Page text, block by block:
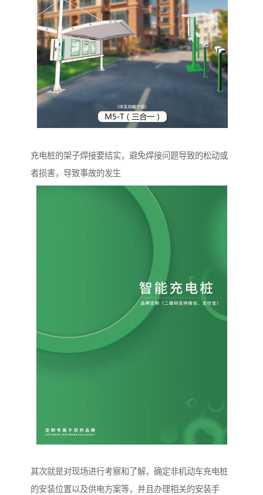
充电桩的架子焊接要结实，避免焊接问题导致的松动或
者损害，导致事故的发生
其次就是对现场进行考察和了解，确定非机动车充电桩
的安装位置以及供电方案等，并且办理相关的安装手